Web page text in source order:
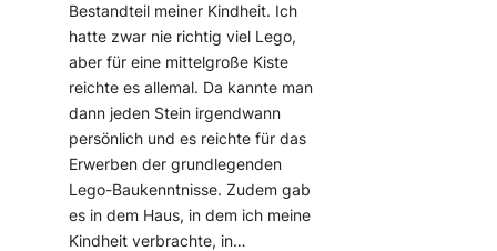
Bestandteil meiner Kindheit. Ich
hatte zwar nie richtig viel Lego,
aber für eine mittelgroße Kiste
reichte es allemal. Da kannte man
dann jeden Stein irgendwann
persönlich und es reichte für das
Erwerben der grundlegenden
Lego-Baukenntnisse. Zudem gab
es in dem Haus, in dem ich meine
Kindheit verbrachte, in…